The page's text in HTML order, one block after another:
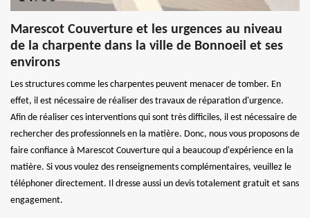
Marescot Couverture et les urgences au niveau
de la charpente dans la ville de Bonnoeil et ses
environs
Les structures comme les charpentes peuvent menacer de tomber. En
effet, il est nécessaire de réaliser des travaux de réparation d'urgence.
Afin de réaliser ces interventions qui sont très difficiles, il est nécessaire de
rechercher des professionnels en la matière. Donc, nous vous proposons de
faire confiance à Marescot Couverture qui a beaucoup d'expérience en la
matière. Si vous voulez des renseignements complémentaires, veuillez le
téléphoner directement. Il dresse aussi un devis totalement gratuit et sans
engagement.